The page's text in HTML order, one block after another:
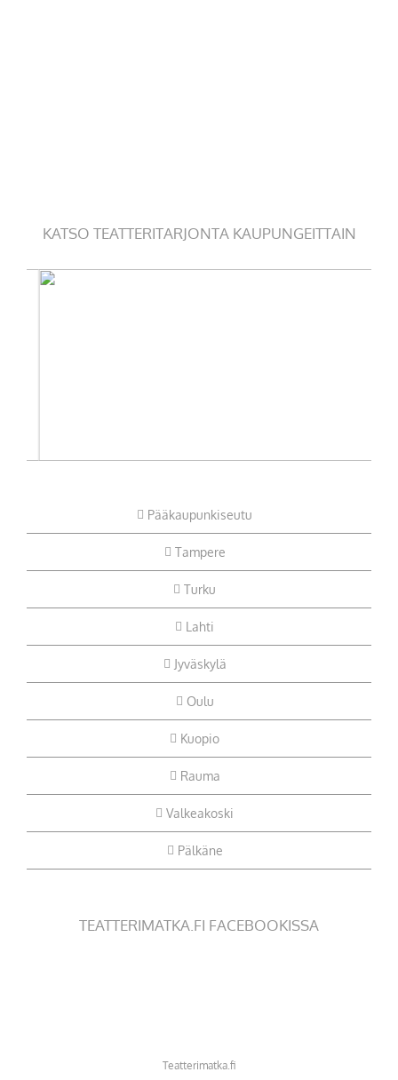
KATSO TEATTERITARJONTA KAUPUNGEITTAIN
Pääkaupunkiseutu
Tampere
Turku
Lahti
Jyväskylä
Oulu
Kuopio
Rauma
Valkeakoski
Pälkäne
TEATTERIMATKA.FI FACEBOOKISSA
Teatterimatka.fi